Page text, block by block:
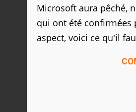
Microsoft aura pêché,
qui ont été confirmées
aspect, voici ce qu'il